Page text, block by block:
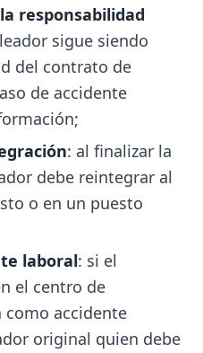
responsabilidad
sigue siendo
del contrato de
de accidente
: al finalizar la
debe reintegrar al
o en un puesto
laboral: si el
el centro de
accidente
original quien debe